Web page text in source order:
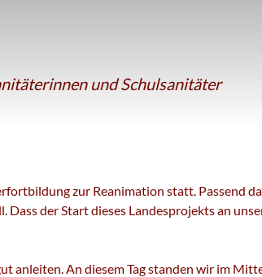
und Schulsanitäter
zur Reanimation statt. Passend
der Start dieses Landesprojekts an
anleiten. An diesem Tag standen wir im